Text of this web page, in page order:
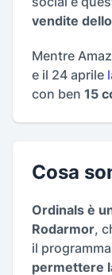
vendite
Mentre
e il 24 aprile
con ben 15
Cosa
Ordinals è
Rodarmor,
il
permettere